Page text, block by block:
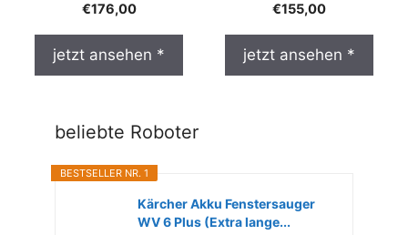
€176,00
jetzt ansehen *
€155,00
jetzt ansehen *
beliebte Roboter
BESTSELLER NR. 1
Kärcher Akku Fenstersauger
WV 6 Plus (Extra lange...